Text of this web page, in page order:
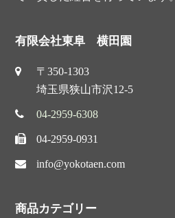
有限会社東阜 横田園
〒350-1303
埼玉県狭山市沢12-5
04-2959-6308
04-2959-0931
info@yokotaen.com
商品カテゴリー